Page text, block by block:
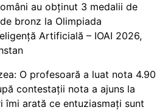
au obținut 3 medalii de
bronz la Olimpiada
Artificială – IOAI 2026,
O profesoară a luat nota 4.90
contestații nota a ajuns la
îmi arată ce entuziasmați sunt